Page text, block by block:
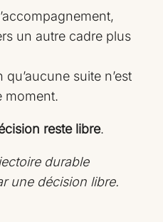
un autre cadre plus
suite n’est
moment.
reste libre.
durable
une décision libre.